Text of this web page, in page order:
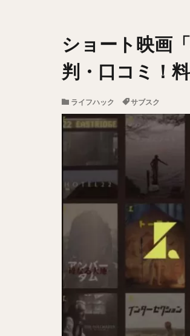
ショート映画
判・口コミ！
ライフハック サブスク